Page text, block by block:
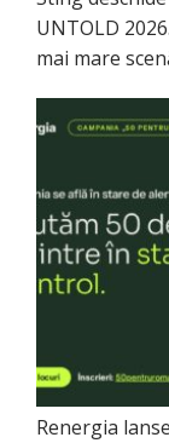
UNTOLD
mai mare
Renergia